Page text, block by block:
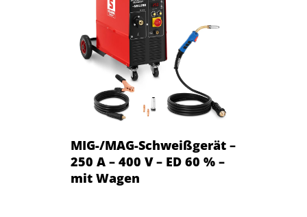
MIG-/MAG-Schweißgerät –
250 A – 400 V – ED 60 % –
mit Wagen